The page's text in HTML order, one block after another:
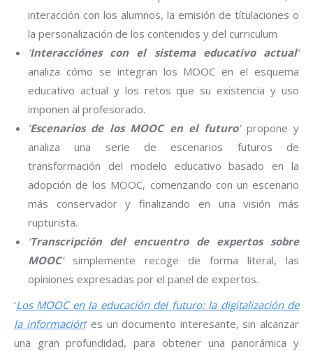
interacción con los alumnos, la emisión de títulaciones o
la personalización de los contenidos y del curriculum
‘Interacciónes con el sistema educativo actual‘
analiza cómo se integran los MOOC en el esquema
educativo actual y los retos que su existencia y uso
imponen al profesorado.
‘Escenarios de los MOOC en el futuro‘propone y
analiza una serie de escenarios futuros de
transformación del modelo educativo basado en la
adopción de los MOOC, comenzando con un escenario
más conservador y finalizando en una visión más
rupturista.
‘Transcripción del encuentro de expertos sobre
MOOC‘simplemente recoge de forma literal, las
opiniones expresadas por el panel de expertos.
‘Los MOOC en la educación del futuro: la digitalización de
la información‘ es un documento interesante, sin alcanzar
una gran profundidad, para obtener una panorámica y